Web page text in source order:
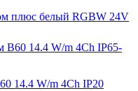
плюс белый RGBW 24V
B60 14.4 W/m 4Ch IP65-
14.4 W/m 4Ch IP20